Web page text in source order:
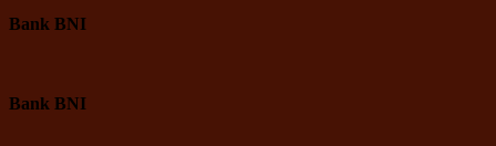
Bank BNI
Bank BNI